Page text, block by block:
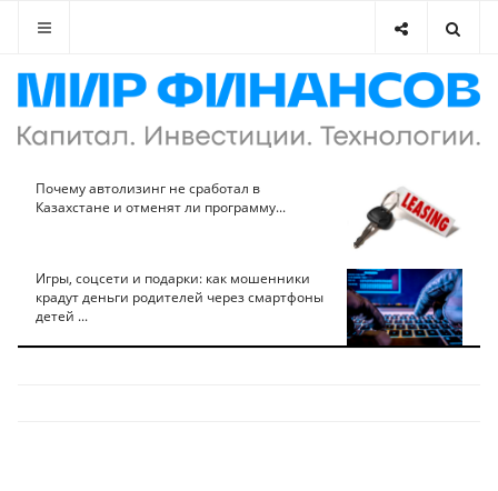
Почему автолизинг не сработал в
Казахстане и отменят ли программу...
Игры, соцсети и подарки: как мошенники
крадут деньги родителей через смартфоны
детей ...